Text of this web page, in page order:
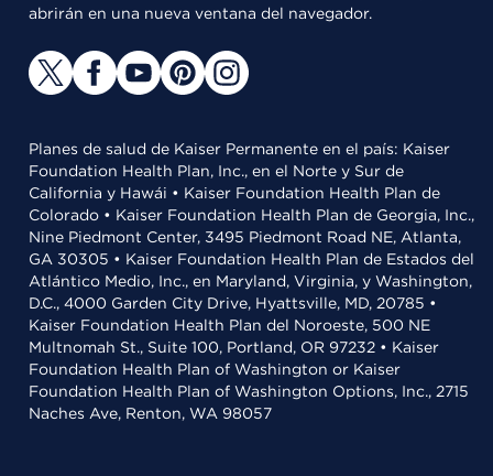
abrirán en una nueva ventana del navegador.
Planes de salud de Kaiser Permanente en el país: Kaiser
Foundation Health Plan, Inc., en el Norte y Sur de
California y Hawái • Kaiser Foundation Health Plan de
Colorado • Kaiser Foundation Health Plan de Georgia, Inc.,
Nine Piedmont Center, 3495 Piedmont Road NE, Atlanta,
GA 30305 • Kaiser Foundation Health Plan de Estados del
Atlántico Medio, Inc., en Maryland, Virginia, y Washington,
D.C., 4000 Garden City Drive, Hyattsville, MD, 20785 •
Kaiser Foundation Health Plan del Noroeste, 500 NE
Multnomah St., Suite 100, Portland, OR 97232 • Kaiser
Foundation Health Plan of Washington or Kaiser
Foundation Health Plan of Washington Options, Inc., 2715
Naches Ave, Renton, WA 98057